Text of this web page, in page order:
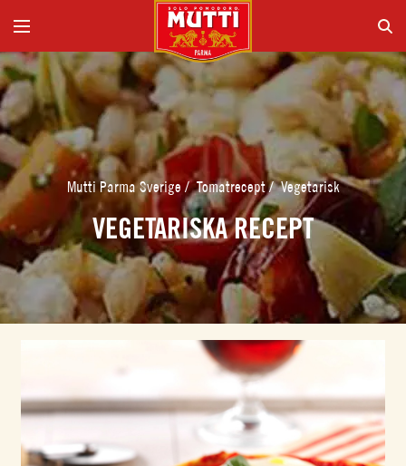
Mutti Parma Sverige/ Tomatrecept/ Vegetarisk
VEGETARISKA RECEPT